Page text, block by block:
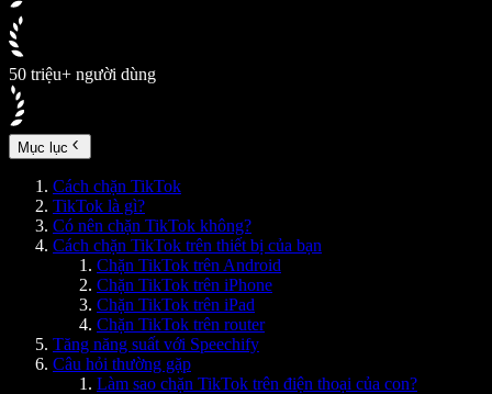
50 triệu+ người dùng
Mục lục
Cách chặn TikTok
TikTok là gì?
Có nên chặn TikTok không?
Cách chặn TikTok trên thiết bị của bạn
Chặn TikTok trên Android
Chặn TikTok trên iPhone
Chặn TikTok trên iPad
Chặn TikTok trên router
Tăng năng suất với Speechify
Câu hỏi thường gặp
Làm sao chặn TikTok trên điện thoại của con?